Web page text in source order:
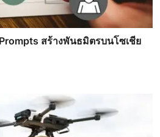
สร้างพันธมิตรบนโซเชีย